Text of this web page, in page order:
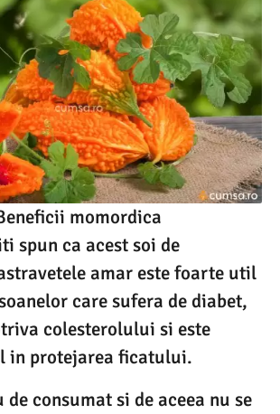
momordica
spun ca acest soi de
amar este foarte util
care sufera de diabet,
colesterolului si este
in protejarea ficatului.
de consumat si de aceea nu se